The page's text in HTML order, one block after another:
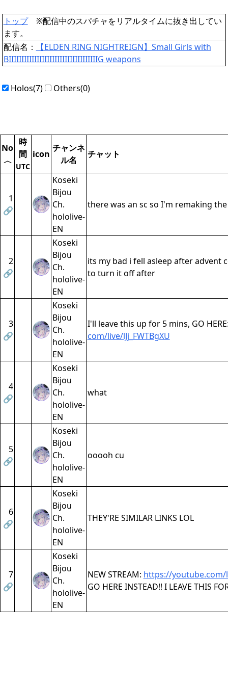
トップ※配信中のスパチャをリアルタイムに抜き出してい
ます。
配信名：
【ELDEN RING NIGHTREIGN】Small Girls with
BIIIIIIIIIIIIIIIIIIIIIIIIIIIIIIIIIIIG weapons
Holos(7) Others(0)
No
〈
時
間
UTC
icon
チャンネ
ル名
チャット
1
🔗
Koseki
Bijou
Ch.
hololive-
EN
there was an sc so I'm remaking
2
🔗
Koseki
Bijou
Ch.
hololive-
EN
its my bad i fell asleep after advent
to turn it off after
3
🔗
Koseki
Bijou
Ch.
hololive-
EN
I'll leave this up for 5 mins, GO
com/live/lJj_FWTBgXU
4
🔗
Koseki
Bijou
Ch.
hololive-
EN
what
5
🔗
Koseki
Bijou
Ch.
hololive-
EN
ooooh cu
6
🔗
Koseki
Bijou
Ch.
hololive-
EN
THEY'RE SIMILAR LINKS LOL
7
🔗
Koseki
Bijou
Ch.
hololive-
EN
NEW STREAM: https://youtube.com/
GO HERE INSTEAD!! I LEAVE THIS